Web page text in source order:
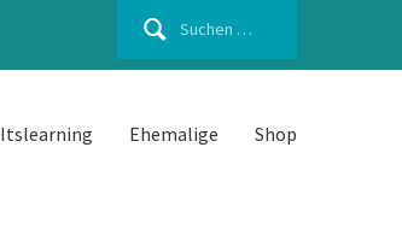
Suchen
Itslearning Ehemalige Shop